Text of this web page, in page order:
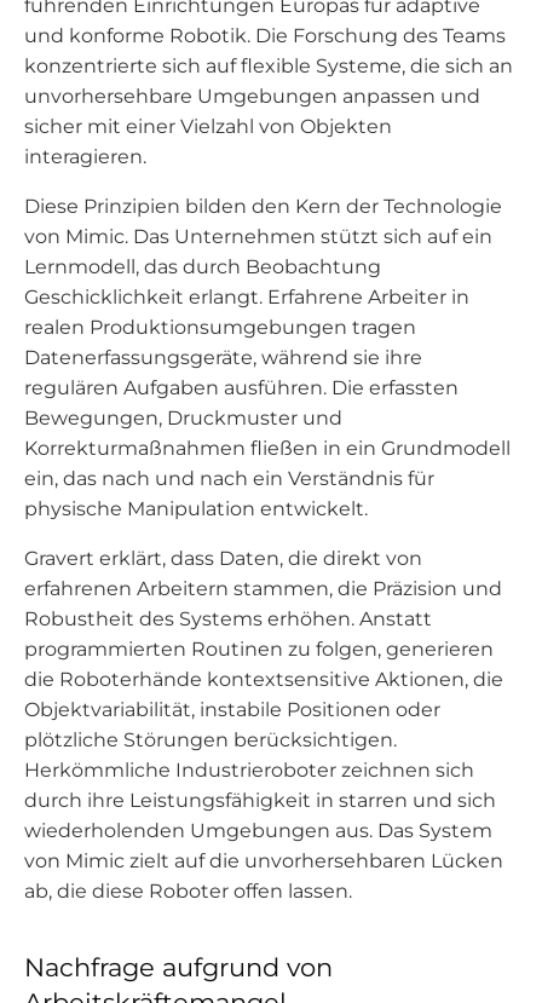
führenden Einrichtungen Europas für adaptive
und konforme Robotik. Die Forschung des Teams
konzentrierte sich auf flexible Systeme, die sich an
unvorhersehbare Umgebungen anpassen und
sicher mit einer Vielzahl von Objekten
interagieren.
Diese Prinzipien bilden den Kern der Technologie
von Mimic. Das Unternehmen stützt sich auf ein
Lernmodell, das durch Beobachtung
Geschicklichkeit erlangt. Erfahrene Arbeiter in
realen Produktionsumgebungen tragen
Datenerfassungsgeräte, während sie ihre
regulären Aufgaben ausführen. Die erfassten
Bewegungen, Druckmuster und
Korrekturmaßnahmen fließen in ein Grundmodell
ein, das nach und nach ein Verständnis für
physische Manipulation entwickelt.
Gravert erklärt, dass Daten, die direkt von
erfahrenen Arbeitern stammen, die Präzision und
Robustheit des Systems erhöhen. Anstatt
programmierten Routinen zu folgen, generieren
die Roboterhände kontextsensitive Aktionen, die
Objektvariabilität, instabile Positionen oder
plötzliche Störungen berücksichtigen.
Herkömmliche Industrieroboter zeichnen sich
durch ihre Leistungsfähigkeit in starren und sich
wiederholenden Umgebungen aus. Das System
von Mimic zielt auf die unvorhersehbaren Lücken
ab, die diese Roboter offen lassen.
Nachfrage aufgrund von